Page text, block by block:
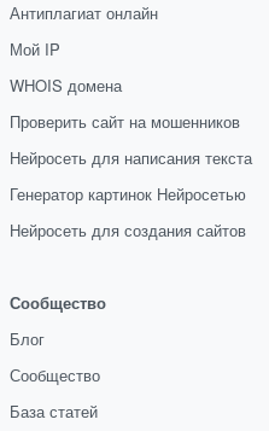
Антиплагиат онлайн
Мой IP
WHOIS домена
Проверить сайт на мошенников
Нейросеть для написания текста
Генератор картинок Нейросетью
Нейросеть для создания сайтов
Сообщество
Блог
Сообщество
База статей